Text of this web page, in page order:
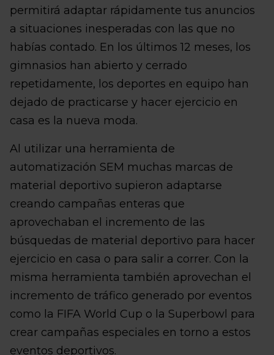
permitirá adaptar rápidamente tus anuncios
a situaciones inesperadas con las que no
habías contado. En los últimos 12 meses, los
gimnasios han abierto y cerrado
repetidamente, los deportes en equipo han
dejado de practicarse y hacer ejercicio en
casa es la nueva moda.
Al utilizar una herramienta de
automatización SEM muchas marcas de
material deportivo supieron adaptarse
creando campañas enteras que
aprovechaban el incremento de las
búsquedas de material deportivo para hacer
ejercicio en casa o para salir a correr. Con la
misma herramienta también aprovechan el
incremento de tráfico generado por eventos
como la FIFA World Cup o la Superbowl para
crear campañas especiales en torno a estos
eventos deportivos.